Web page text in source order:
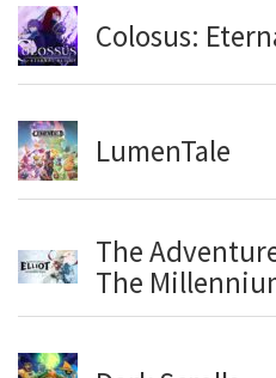
Colosus:
LumenTale
The
The